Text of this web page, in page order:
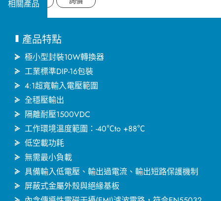
相關產品
產品特點
極小型封裝10W轉換器
工業標準DIP-16包裝
4:1超寬輸入電壓範圍
全穩壓輸出
隔離耐壓1500VDC
工作環境溫度範圍：-40℃to +88℃
低空載功耗
無需最小負載
具備輸入低電壓、輸出過電流、輸出短路保護機制
屏蔽式金屬外殼與絕緣基板
關於捷拓
新聞中心
人才招募
聯絡我們
繁體中文 English